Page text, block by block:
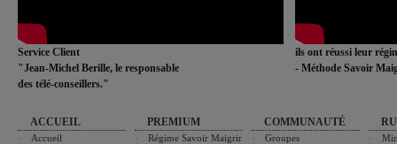
Service Client
"Jean-Michel Berille, le responsable
des télé-conseillers."
ils ont réussi leur
- Méthode Savoir
ACCUEIL
Accueil
PREMIUM
Régime Savoir Maigrir
COMMUNAUTÉ
Groupes